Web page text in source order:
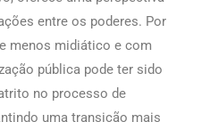
entre os poderes. Por
menos midiático e com
pública pode ter sido
no processo de
uma transição mais